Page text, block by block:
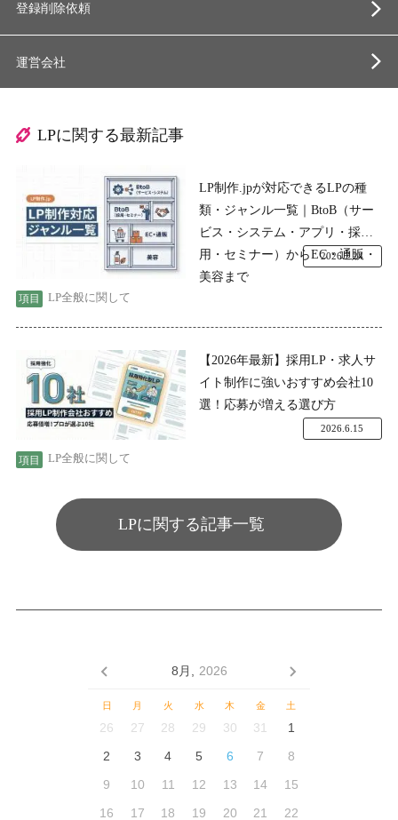
登録削除依頼
運営会社
LPに関する最新記事
LP制作.jpが対応できるLPの種
類・ジャンル一覧｜BtoB（サー
ビス・システム・アプリ・採
用・セミナー）からEC・通販・
美容まで
LP全般に関して
2026.7.24
【2026年最新】採用LP・求人サ
イト制作に強いおすすめ会社10
選！応募が増える選び方
LP全般に関して
2026.6.15
LPに関する記事一覧
8月, 2026
日 月 火 水 木 金 土
26 27 28 29 30 31
1
2
3 4 5 6 7
8
9
10 11 12 13 14
15
16
17 18 19 20 21 22